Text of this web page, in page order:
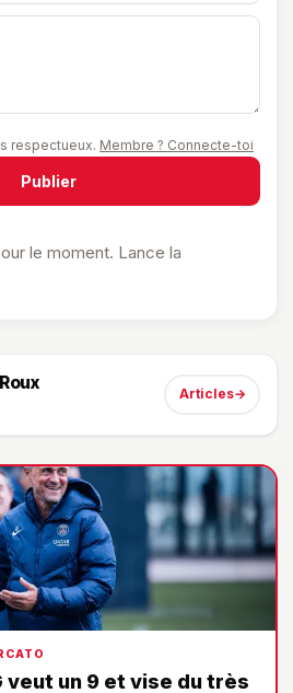
respectueux. Membre ? Connecte-toi
Publier
le moment. Lance la
Articles→
veut un 9 et vise du très